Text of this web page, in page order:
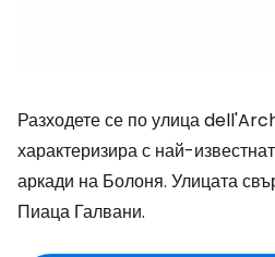
Разходете се по улица
характеризира с най-
аркади на Болоня. Улицата
Пиаца Галвани.